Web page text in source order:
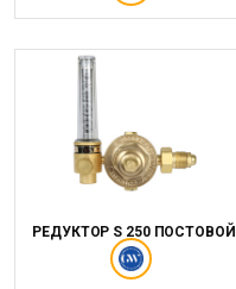
РЕДУКТОР S 250 ПОСТОВОЙ